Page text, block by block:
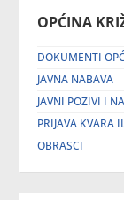
OPĆINA
DOKUMENTI
JAVNA NABAVA
JAVNI POZIVI I
PRIJAVA KVARA
OBRASCI